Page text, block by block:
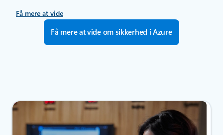
Få mere at vide
Få mere at vide om sikkerhed i Azure